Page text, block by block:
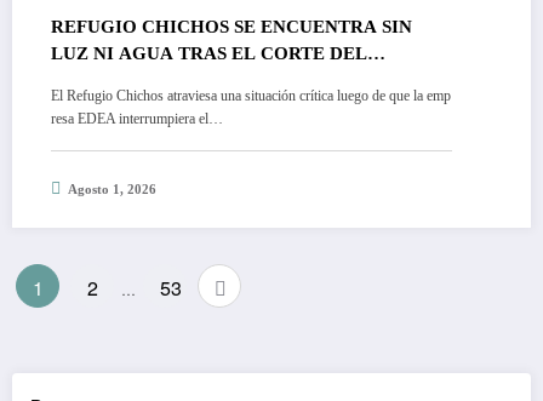
REFUGIO CHICHOS SE ENCUENTRA SIN
LUZ NI AGUA TRAS EL CORTE DEL
El Refugio Chichos atraviesa una situación crítica luego de que la emp
resa EDEA interrumpiera el…
Agosto 1, 2026
Paginación
1 2 … 53